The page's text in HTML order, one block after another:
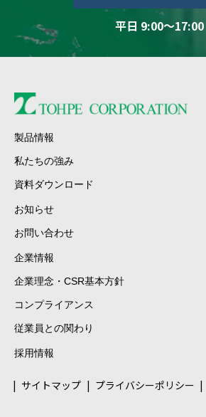
平日 9:00～17:00
製品情報
私たちの強み
資料ダウンロード
お知らせ
お問い合わせ
企業情報
企業理念・CSR基本方針
コンプライアンス
従業員との関わり
採用情報
サイトマップ プライバシーポリシー